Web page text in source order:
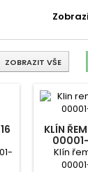
ZOBRAZIT VŠE
KLÍN
Klín